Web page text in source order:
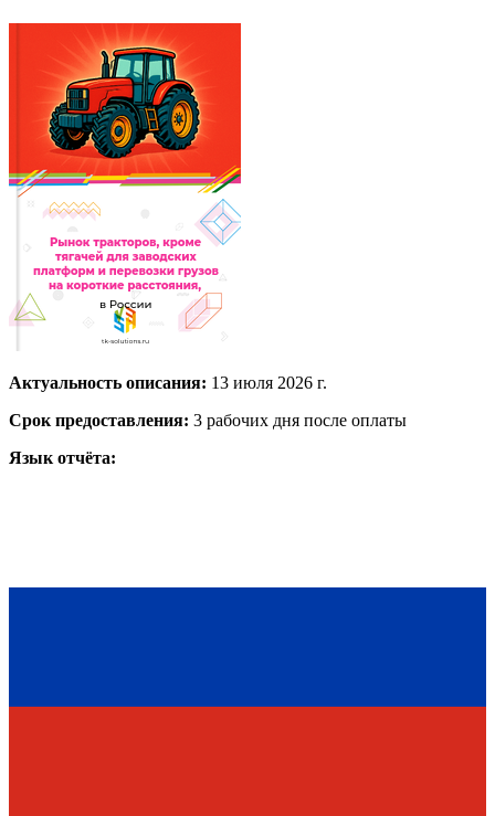
Актуальность описания: 13 июля 2026 г.
Срок предоставления: 3 рабочих дня после оплаты
Язык отчёта: